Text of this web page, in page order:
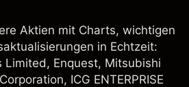
Aktien mit Charts, wichtigen
in Echtzeit:
Limited, Enquest, Mitsubishi
, ICG ENTERPRISE